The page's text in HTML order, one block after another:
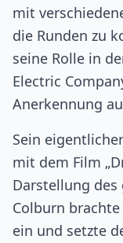
mit
die Runden zu
seine Rolle in
Electric
Anerkennung
Sein
mit dem Film
Darstellung des
Colburn
ein und setzte